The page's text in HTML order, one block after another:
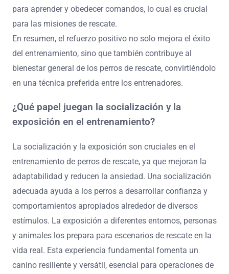
para aprender y obedecer comandos, lo cual es crucial
para las misiones de rescate.
En resumen, el refuerzo positivo no solo mejora el éxito
del entrenamiento, sino que también contribuye al
bienestar general de los perros de rescate, convirtiéndolo
en una técnica preferida entre los entrenadores.
¿Qué papel juegan la socialización y la
exposición en el entrenamiento?
La socialización y la exposición son cruciales en el
entrenamiento de perros de rescate, ya que mejoran la
adaptabilidad y reducen la ansiedad. Una socialización
adecuada ayuda a los perros a desarrollar confianza y
comportamientos apropiados alrededor de diversos
estímulos. La exposición a diferentes entornos, personas
y animales los prepara para escenarios de rescate en la
vida real. Esta experiencia fundamental fomenta un
canino resiliente y versátil, esencial para operaciones de